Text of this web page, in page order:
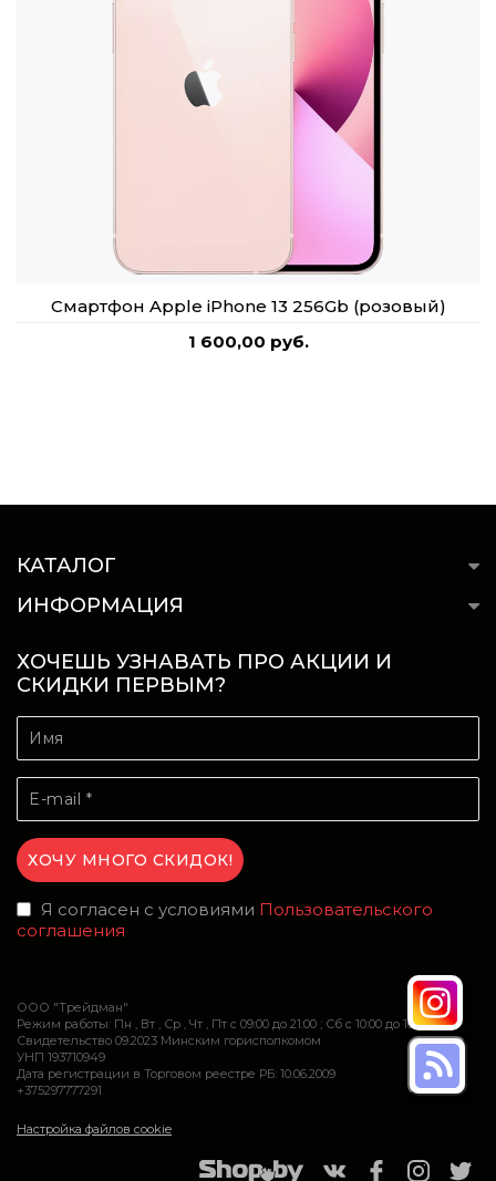
Смартфон Apple iPhone 13 256Gb (розовый)
1 600,00 руб.
КАТАЛОГ
ИНФОРМАЦИЯ
ХОЧЕШЬ УЗНАВАТЬ ПРО АКЦИИ И
СКИДКИ ПЕРВЫМ?
Я согласен с условиями Пользовательского
соглашения
ООО "Трейдман"
Режим работы: Пн , Вт , Ср , Чт , Пт c 09:00 до 21:00 ; Сб c 10:00 до 16:00
Свидетельство 09.2023 Минским горисполкомом
УНП 193710949
Дата регистрации в Торговом реестре РБ: 10.06.2009
+375297777291
Настройка файлов cookie